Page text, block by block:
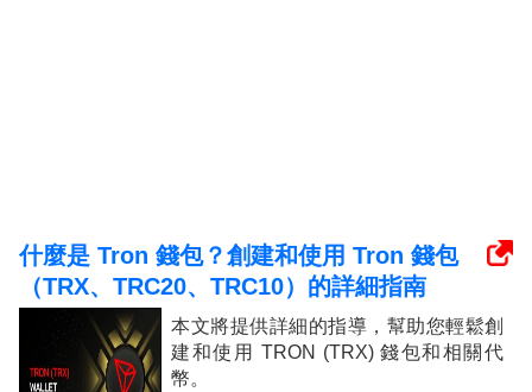
什麼是 Tron 錢包？創建和使用 Tron 錢包
（TRX、TRC20、TRC10）的詳細指南
本文將提供詳細的指導，幫助您輕鬆創
建和使用 TRON (TRX) 錢包和相關代
幣。